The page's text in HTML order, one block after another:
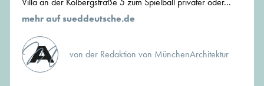
mehr auf sueddeutsche.de
von der Redaktion von MünchenArchitektur